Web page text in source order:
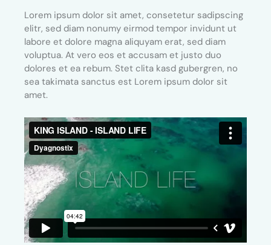
Lorem ipsum dolor sit amet, consetetur sadipscing
elitr, sed diam nonumy eirmod tempor invidunt ut
labore et dolore magna aliquyam erat, sed diam
voluptua. At vero eos et accusam et justo duo
dolores et ea rebum. Stet clita kasd gubergren, no
sea takimata sanctus est Lorem ipsum dolor sit
amet.